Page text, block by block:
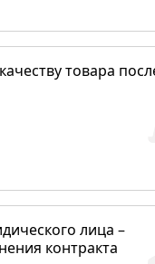
товара
лица –
контракта